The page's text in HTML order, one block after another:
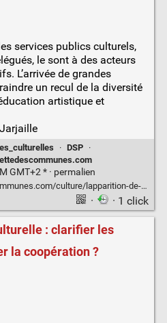
services publics culturels,
le sont à des acteurs
L’arrivée de grandes
un recul de la diversité
artistique et
· DSP ·
GMT+2 * · permalien
les-equipements-culturels-locaux-provoque-des-remous.3QR6AZFOIFHJTMB76QWKTQBGZI.html
· · 1 click
: clarifier les
la coopération ?